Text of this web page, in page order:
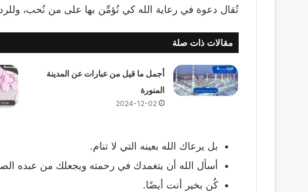
تُقال دعوة في رعاية الله كي نُؤمِّن بها على من نُحب،
مقالات ذات صلة
أجمل ما قيل من عبارات عن المدينة
المنورة
2024-12-02
بل يرعاك الله بعينه التي لا تنام.
أسأل الله أن يتغمدك في رحمته ويجعلك من عبده
كُن بخير أنت أيضًا.